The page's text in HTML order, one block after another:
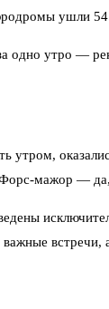
ушли
утро —
утром,
мажор — да,
встречи,